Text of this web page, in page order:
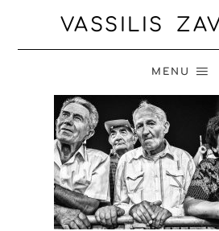
VASSILIS
MENU